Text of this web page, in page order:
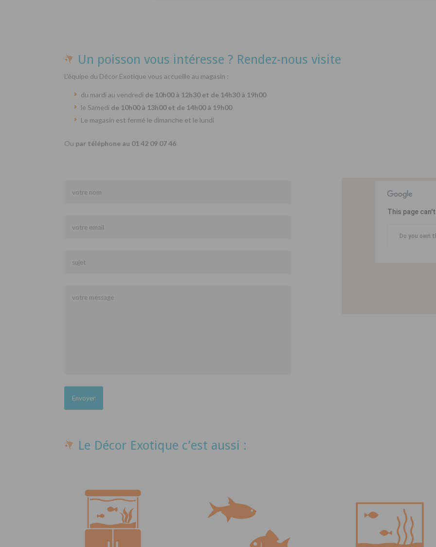
Un poisson vous intéresse ? Rendez-nous visite
L’équipe du Décor Exotique vous accueille au magasin :
du mardi au vendredi de 10h00 à 12h30 et de 14h30 à 19h00
le Samedi de 10h00 à 13h00 et de 14h00 à 19h00
Le magasin est fermé le dimanche et le lundi
Ou par téléphone au 01 42 09 07 46
This page
Do you own
Le Décor Exotique c’est aussi :